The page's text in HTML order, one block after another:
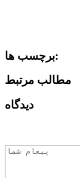
برچسب ها:
مطالب مرتبط
دیدگاه